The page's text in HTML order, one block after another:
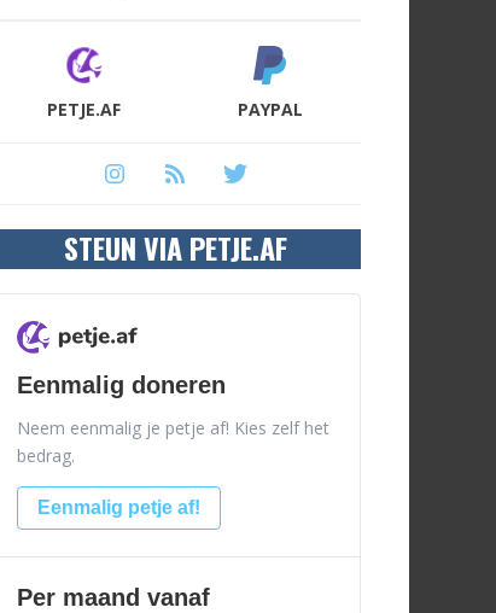
PETJE.AF PAYPAL
STEUN VIA PETJE.AF
Eenmalig doneren
Neem eenmalig je petje af! Kies zelf het
bedrag.
Eenmalig petje af!
Per maand vanaf